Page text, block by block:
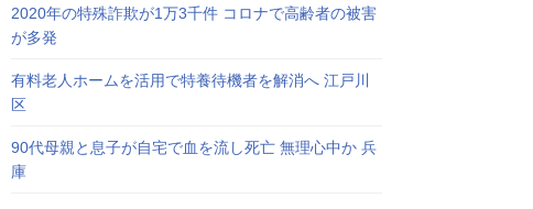
2020年の特殊詐欺が1万3千件 コロナで高齢者の被害
が多発
有料老人ホームを活用で特養待機者を解消へ 江戸川
区
90代母親と息子が自宅で血を流し死亡 無理心中か 兵
庫